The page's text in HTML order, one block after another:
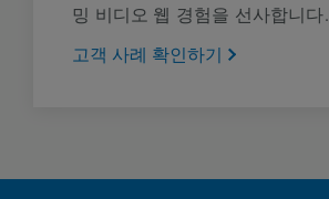
밍 비디오 웹 경험을 선사합니다.
고객 사례 확인하기